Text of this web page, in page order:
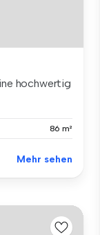
hochwertig
86 m²
Mehr sehen